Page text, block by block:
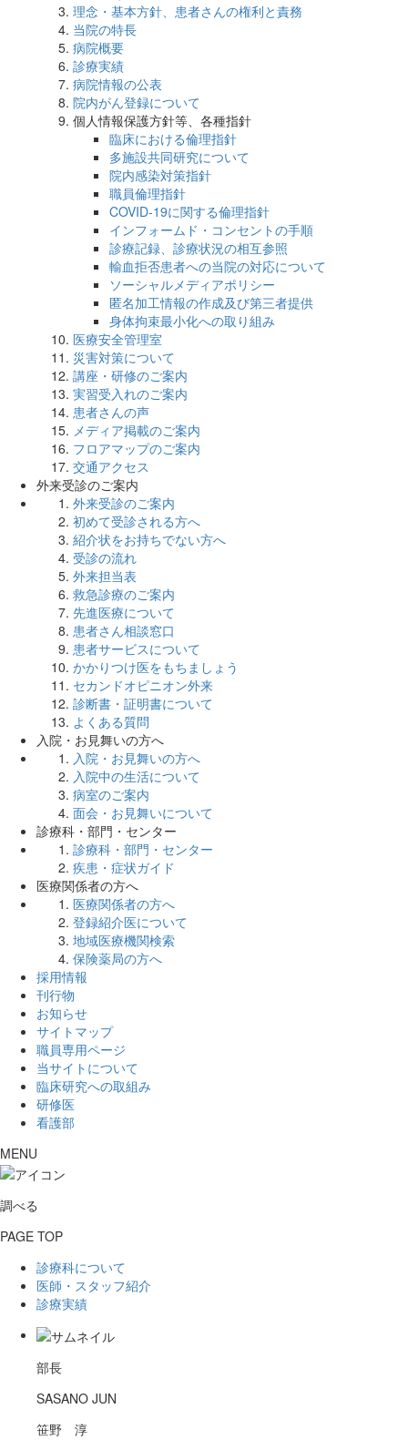
理念・基本方針、患者さんの権利と責務
当院の特長
病院概要
診療実績
病院情報の公表
院内がん登録について
個人情報保護方針等、各種指針
臨床における倫理指針
多施設共同研究について
院内感染対策指針
職員倫理指針
COVID-19に関する倫理指針
インフォームド・コンセントの手順
診療記録、診療状況の相互参照
輸血拒否患者への当院の対応について
ソーシャルメディアポリシー
匿名加工情報の作成及び第三者提供
身体拘束最小化への取り組み
医療安全管理室
災害対策について
講座・研修のご案内
実習受入れのご案内
患者さんの声
メディア掲載のご案内
フロアマップのご案内
交通アクセス
外来受診のご案内
外来受診のご案内
初めて受診される方へ
紹介状をお持ちでない方へ
受診の流れ
外来担当表
救急診療のご案内
先進医療について
患者さん相談窓口
患者サービスについて
かかりつけ医をもちましょう
セカンドオピニオン外来
診断書・証明書について
よくある質問
入院・お見舞いの方へ
入院・お見舞いの方へ
入院中の生活について
病室のご案内
面会・お見舞いについて
診療科・部門・センター
診療科・部門・センター
疾患・症状ガイド
医療関係者の方へ
医療関係者の方へ
登録紹介医について
地域医療機関検索
保険薬局の方へ
採用情報
刊行物
お知らせ
サイトマップ
職員専用ページ
当サイトについて
臨床研究への取組み
研修医
看護部
MENU
調べる
PAGE TOP
診療科について
医師・スタッフ紹介
診療実績
部長
SASANO JUN
笹野 淳